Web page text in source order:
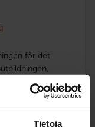
Tietoja
för det
en körlektion